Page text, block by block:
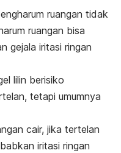
ruangan tidak
ruangan bisa
gejala iritasi ringan
lilin berisiko
tetapi umumnya
cair, jika tertelan
iritasi ringan